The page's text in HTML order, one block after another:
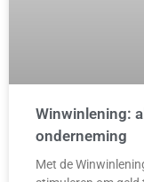
Winwinlening:
onderneming
Met de